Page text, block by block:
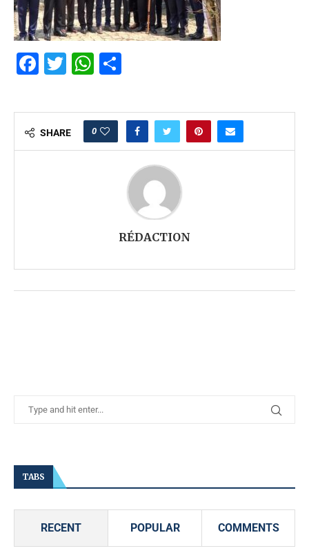
Facebook
TwitterWhatsApp
SHARE 0
RÉDACTION
TABS
RECENT POPULAR COMMENTS